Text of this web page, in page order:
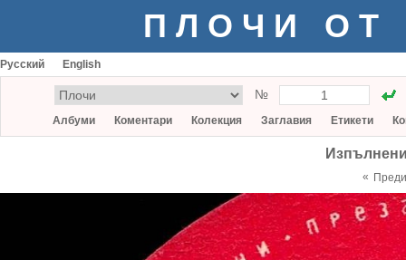
ПЛОЧИ ОТ
Русский English
№
Албуми Коментари Колекция Заглавия Етикети
«